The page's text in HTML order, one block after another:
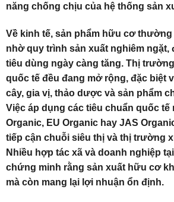
năng chống chịu của hệ thống sản
Về kinh tế, sản phẩm hữu cơ
nhờ quy trình sản xuất nghiêm ngặt,
tiêu dùng ngày càng tăng. Thị
quốc tế đều đang mở rộng, đặc biệt
cây, gia vị, thảo dược và sản phẩm
Việc áp dụng các tiêu chuẩn quốc tế
Organic, EU Organic hay JAS
tiếp cận chuỗi siêu thị và thị trường
Nhiều hợp tác xã và doanh nghiệp
chứng minh rằng sản xuất hữu cơ
mà còn mang lại lợi nhuận ổn định.